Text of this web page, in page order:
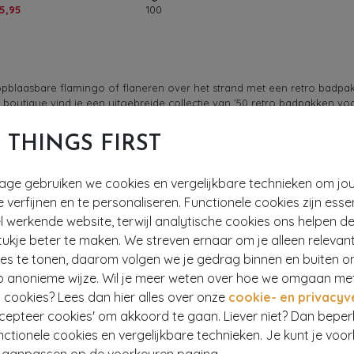
THINGS FIRST
gebruiken we cookies en vergelijkbare technieken om
verfijnen en te personaliseren. Functionele cookies zijn
werkende website, terwijl analytische cookies ons helpen
beter te maken. We streven ernaar om je alleen
te tonen, daarom volgen we je gedrag binnen en buiten
anonieme wijze. Wil je meer weten over hoe we omgaan
Lees dan hier alles over onze cookie- en
cookies' om akkoord te gaan. Liever niet? Dan
cookies en vergelijkbare technieken. Je kunt je
100
flamingo of flaneren over het strand met een retro
vind je een uitgebreide collectie van ’50 retro badpakken
ons dames een enorm comfortabel gevoel geven. Waarom?
in een badpak. Daarnaast is het buikgedeelte van onze retro
selectiecorrigerende badpakken.
hoeven af te doen! Neem een kijkje in
en je ziet dat
of een halterbadpak met polkadots patroon. Of ga voor een
in babydoll jurkvorm. Ga je liever voor een klassieker, dan
jeans. Op en top sexy en classy!
Ga jij voor een mooie basic of gaat jouw voorkeur toch uit naar